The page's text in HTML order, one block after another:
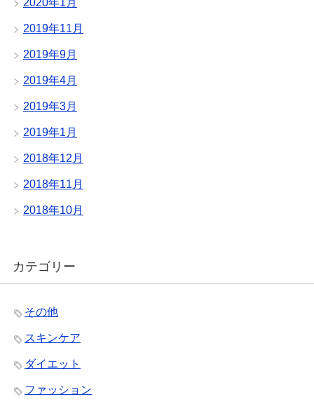
2019年11月
2019年9月
2019年4月
2019年3月
2019年1月
2018年12月
2018年11月
2018年10月
カテゴリー
その他
スキンケア
ダイエット
ファッション